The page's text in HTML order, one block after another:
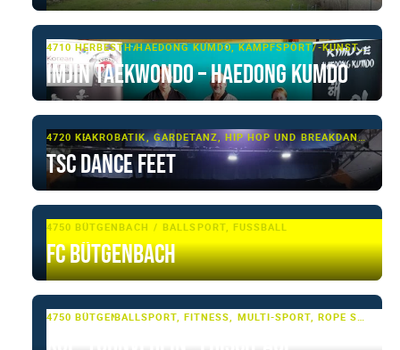
4710 HERBESTHAL HAEDONG KUMDO, KAMPFSPORT/-KUNST, TAEKWONDO
IMJIN Taekwondo – Haedong Kumdo
4720 KELMIS AKROBATIK, GARDETANZ, HIP HOP UND BREAKDANCE, JAZZ-DANCE, MODERN CLASSIC, SHOWTANZ, TANZSPORT, TURNEN
TSC Dance Feet
4750 BÜTGENBACH BALLSPORT, FUSSBALL
FC Bütgenbach
4750 BÜTGENBACH, NIDRUM